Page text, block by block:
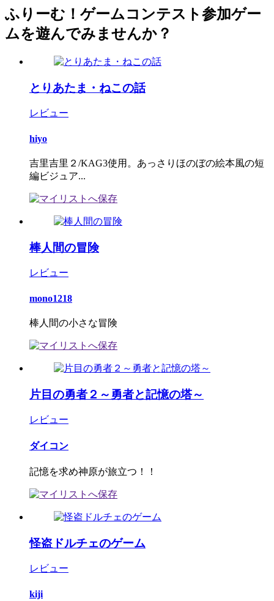
ふりーむ！ゲームコンテスト参加ゲー
ムを遊んでみませんか？
とりあたま・ねこの話
レビュー
hiyo
吉里吉里２/KAG3使用。あっさりほのぼの絵本風の短
編ビジュア...
棒人間の冒険
レビュー
mono1218
棒人間の小さな冒険
片目の勇者２～勇者と記憶の塔～
レビュー
ダイコン
記憶を求め神原が旅立つ！！
怪盗ドルチェのゲーム
レビュー
kiji